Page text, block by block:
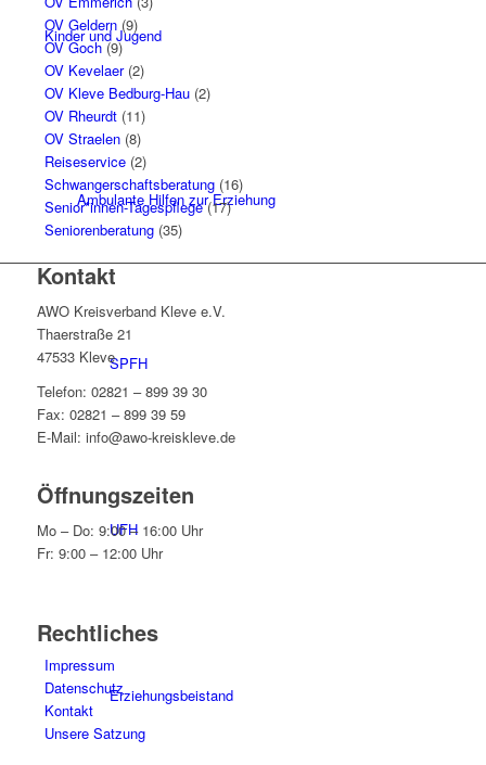
Kinder und Jugend
Ambulante Hilfen zur Erziehung
SPFH
UFH
Erziehungsbeistand
OV Geldern(9)
OV Goch(9)
OV Kevelaer(2)
OV Kleve Bedburg-Hau(2)
OV Rheurdt(11)
OV Straelen(8)
Reiseservice(2)
Schwangerschaftsberatung(16)
Senior*innen-Tagespflege(17)
Seniorenberatung(35)
Kontakt
AWO Kreisverband Kleve e.V.
Thaerstraße 21
47533 Kleve
Telefon: 02821 – 899 39 30
Fax: 02821 – 899 39 59
E-Mail: info@awo-kreiskleve.de
Öffnungszeiten
Mo – Do: 9:00 – 16:00 Uhr
Fr: 9:00 – 12:00 Uhr
Rechtliches
Impressum
Datenschutz
Kontakt
Unsere Satzung